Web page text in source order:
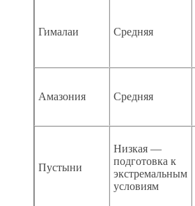
Гималаи Средняя
Амазония Средняя
Пустыни
Низкая —
подготовка к
экстремальным
условиям